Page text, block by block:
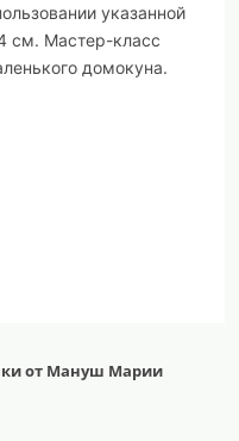
указанной
см. Мастер-класс
домокуна.
от Мануш Марии